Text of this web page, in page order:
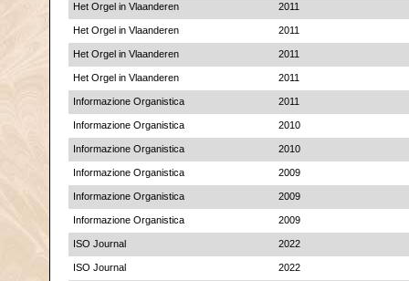
Het Orgel in Vlaanderen 2011
Het Orgel in Vlaanderen 2011
Het Orgel in Vlaanderen 2011
Het Orgel in Vlaanderen 2011
Informazione Organistica 2011
Informazione Organistica 2010
Informazione Organistica 2010
Informazione Organistica 2009
Informazione Organistica 2009
Informazione Organistica 2009
ISO Journal 2022
ISO Journal 2022